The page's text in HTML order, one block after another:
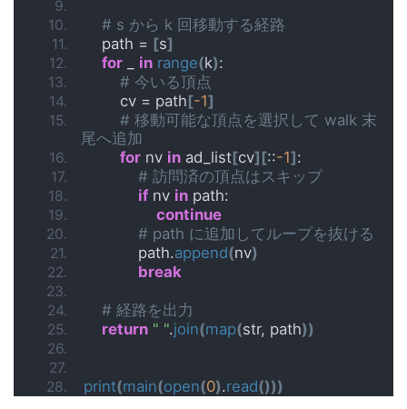
# s から k 回移動する経路
    path =
[s]
for
in range(k):
# 今いる頂点
        cv = path
[-1]
# 移動可能な頂点を選択して walk 末
尾へ追加
for nv in ad_list[cv][::-1]:
# 訪問済の頂点はスキップ
if nv in path:
continue
# path に追加してループを抜ける
            path.
append(nv)
break
# 経路を出力
return " ".join(map(str, path))
print(main(open(0).read()))